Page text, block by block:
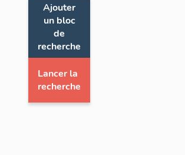
Ajouter
un bloc
de
recherche
Lancer la
recherche